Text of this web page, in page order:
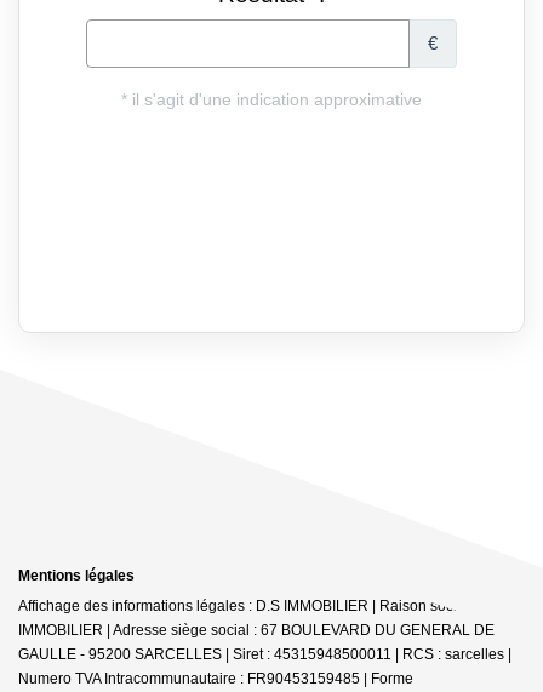
Mentions légales
Affichage des informations légales : D.S IMMOBILIER | Raison sociale : DS
IMMOBILIER | Adresse siège social : 67 BOULEVARD DU GENERAL DE
GAULLE - 95200 SARCELLES | Siret : 45315948500011 | RCS : sarcelles |
Numero TVA Intracommunautaire : FR90453159485 | Forme